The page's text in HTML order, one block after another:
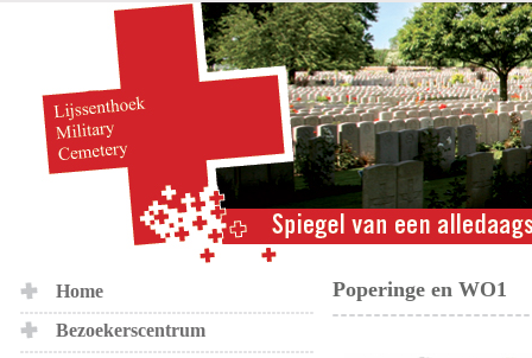
Home
Bezoekerscentrum
Poperinge en WO1